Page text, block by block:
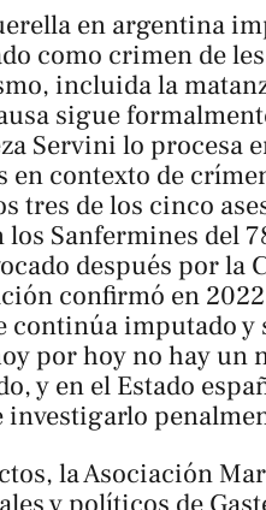
en argentina
como crimen de
incluida la
sigue
Servini lo procesa
contexto de
tres de los cinco
Sanfermines del
después por la
confirmó en
continúa imputado
por hoy no hay un
y en el Estado
la Asociación